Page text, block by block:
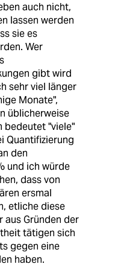
auch nicht,
lassen werden
sie es
Wer
gibt wird
sehr viel länger
Monate",
üblicherweise
bedeutet "viele"
Quantifizierung
den
und ich würde
dass von
ersmal
etliche diese
aus Gründen der
tätigen sich
gegen eine
haben.